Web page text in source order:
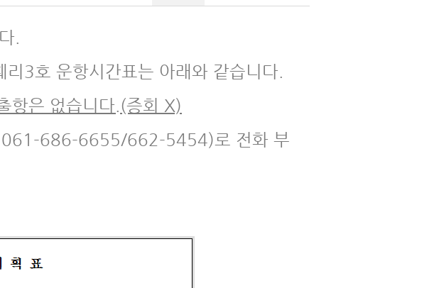
.
3호 운항시간표는 아래와 같습니다.
항은 없습니다.(증회 X)
061-686-6655/662-5454)로 전화 부